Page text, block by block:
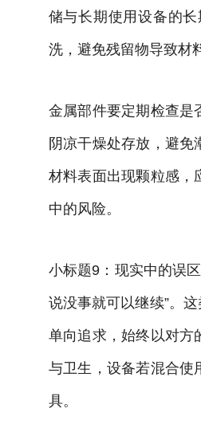
储与长期使用设备的
洗，避免残留物导致材
金属部件要定期检查是
阴凉干燥处存放，避
材料表面出现颗粒感，
中的风险。
小标题9：现实中的误
说没事就可以继续”。
单向追求，始终以对方
与卫生，设备若混合使
具。